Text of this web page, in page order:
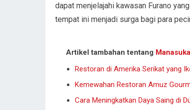
dapat menjelajahi kawasan Furano
tempat ini menjadi surga bagi para
Artikel tambahan tentang Manasuka
Restoran di Amerika Serikat yang
Kemewahan Restoran Amuz
Cara Meningkatkan Daya Saing di